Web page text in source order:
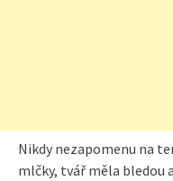
Nikdy nezapomenu na
mlčky, tvář měla bledou